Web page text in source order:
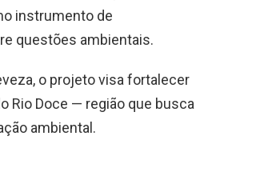
instrumento de
questões ambientais.
o projeto visa fortalecer
Rio Doce — região que busca
ambiental.